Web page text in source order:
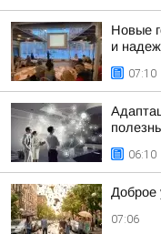
Новые
и
07:10
06:10
Доброе
07:06